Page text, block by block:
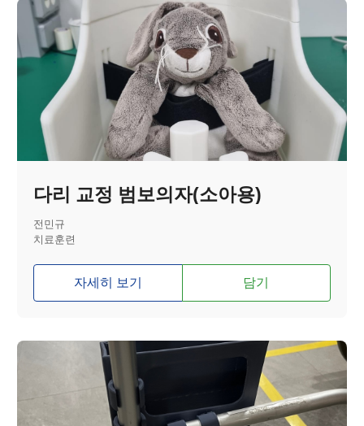
다리 교정 범보의자(소아용)
전민규
치료훈련
자세히 보기 담기